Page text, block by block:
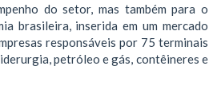
do setor, mas também para o
brasileira, inserida em um mercado
responsáveis por 75 terminais
petróleo e gás, contêineres e